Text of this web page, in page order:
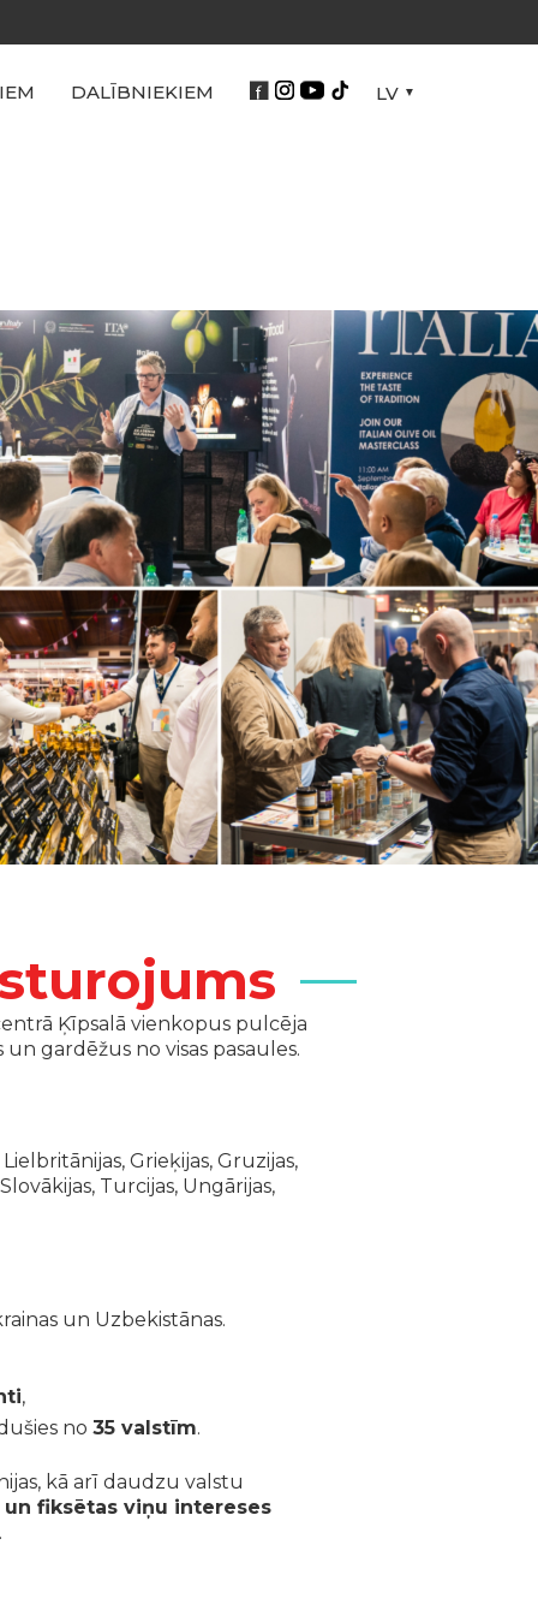
DALĪBNIEKIEM LV
Ķīpsalā vienkopus pulcēja
gardēžus no visas pasaules.
Grieķijas, Gruzijas,
Turcijas, Ungārijas,
un Uzbekistānas.
,
no 35 valstīm.
kā arī daudzu valstu
fiksētas viņu intereses